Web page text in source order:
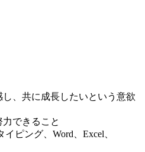
、共に成長したいという意欲
できること
ピング、Word、Excel、